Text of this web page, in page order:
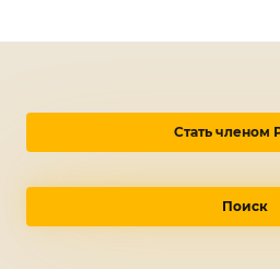
Стать членом
Поиск